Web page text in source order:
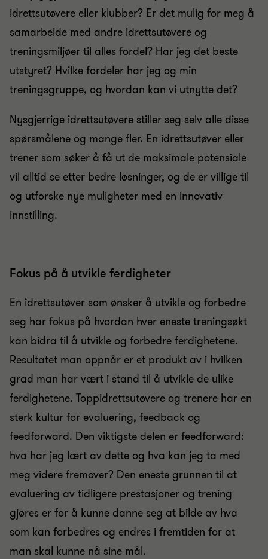
idrettsutøvere eller klubber? Er det mulig for meg å
samarbeide med andre idrettsutøvere og
treningsmiljøer til alles fordel? Har jeg det beste
utstyret? Hvilke fordeler har jeg og min
treningsgruppe, og hvordan kan vi utnytte det?
Nysgjerrige idrettsutøvere stiller seg selv alle disse
spørsmålene og mange fler. En idrettsutøver eller
trener som søker å få ut de maksimale potensiale
vil alltid se etter bedre løsninger, og de er villige til
og utforske nye muligheter med en innovativ
innstilling.
Fokus på å utvikle ferdigheter
En idrettsutøver som ønsker å utvikle og forbedre
seg har fokus på hvordan hver eneste treningsøkt
kan bidra til å utvikle og forbedre ferdighetene.
Resultatet man oppnår er et produkt av i hvilken
grad man har vært i stand til å utvikle de ulike
ferdighetene. Toppidrettsutøvere og trenere har en
sterk kultur for evaluering, feedback og
feedforward. Den viktigste delen er feedforward:
hva har jeg lært av dette og hva kan jeg ta med
meg videre fremover? Den eneste grunnen til at
evaluering av tidligere prestasjoner og trening
gjøres er for å kunne danne seg at bilde av hva
som kan forbedres og endres i fremtiden for at
man skal kunne nå sine mål.